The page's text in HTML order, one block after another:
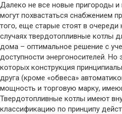
Далеко не все новые пригороды
могут похвастаться снабжением
того, еще старые стоят в очереди
случаях твердотопливные котлы
дома – оптимальное решение с
доступности энергоносителей. Но
которых конструкция
друга (кроме «обвеса»
мощность и торговую марку,
Твердотопливные котлы имеют
классификацию по принципу